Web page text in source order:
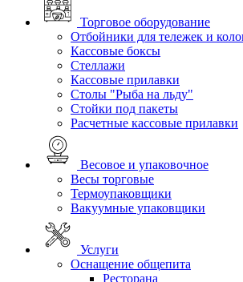
Торговое оборудование
Отбойники для тележек и
Кассовые боксы
Стеллажи
Кассовые прилавки
Столы "Рыба на льду"
Стойки под пакеты
Расчетные кассовые прилавки
Весовое и упаковочное
Весы торговые
Термоупаковщики
Вакуумные упаковщики
Услуги
Оснащение общепита
Ресторана